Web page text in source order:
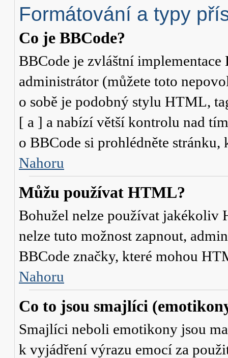
Formátování a typy
Co je BBCode?
BBCode je zvláštní
administrátor (můžete toto
o sobě je podobný stylu HTML,
[ a ] a nabízí větší kontrolu nad
o BBCode si prohlédněte
Nahoru
Můžu používat HTML?
Bohužel nelze používat jakékoliv
nelze tuto možnost zapnout,
BBCode značky, které mohou
Nahoru
Co to jsou smajlíci
Smajlíci neboli emotikony jsou
k vyjádření výrazu emocí za